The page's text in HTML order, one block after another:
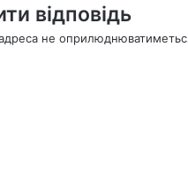
відповідь
не